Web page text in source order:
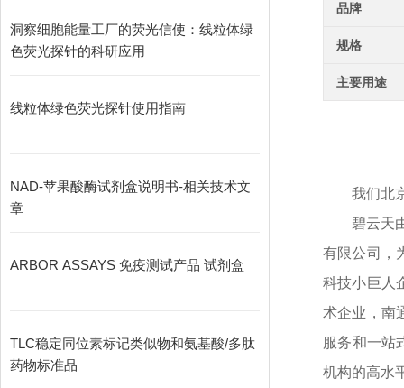
洞察细胞能量工厂的荧光信使：线粒体绿
色荧光探针的科研应用
线粒体绿色荧光探针使用指南
NAD-苹果酸酶试剂盒说明书-相关技术文
章
ARBOR ASSAYS 免疫测试产品 试剂盒
TLC稳定同位素标记类似物和氨基酸/多肽
药物标准品
品牌
规格
主要用途
我们北
碧云天
有限公司，
科技小巨人
术企业，南
服务和一站
机构的高水